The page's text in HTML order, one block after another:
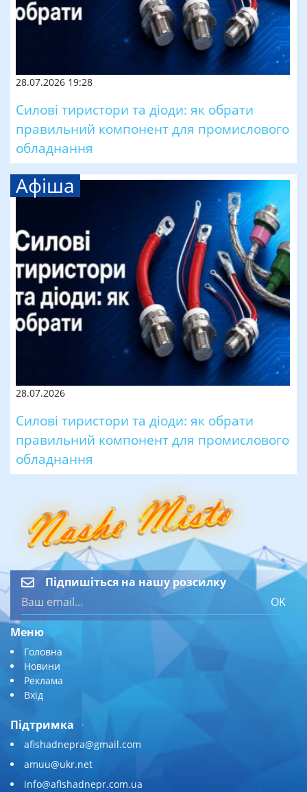
28.07.2026 19:28
Силові тиристори та діоди: як обрати
правильний компонент для промислового
обладнання
Афіша
28.07.2026
Силові тиристори та діоди: як обрати
правильний компонент для промислового
обладнання
Підпишіться на нашу розсилку
OK
Меню
Головна
Новини
Реклама
Вхід
Підтримка
afishadnepra@gmail.com
amuu@ukr.net
info@afishadnepr.com.ua